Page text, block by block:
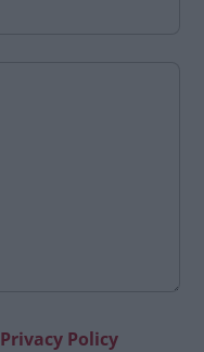
Privacy Policy